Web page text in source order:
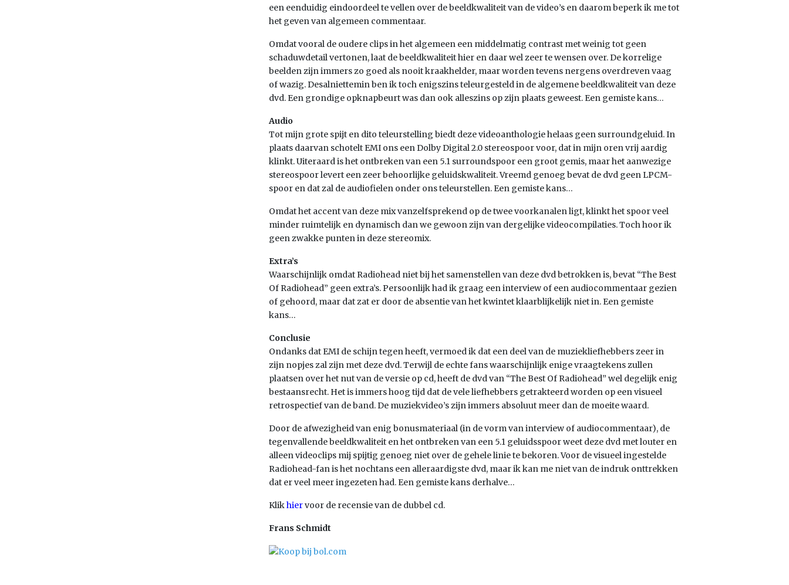
een eenduidig eindoordeel te vellen over de beeldkwaliteit van de video’s en daarom beperk ik me tot
het geven van algemeen commentaar.
Omdat vooral de oudere clips in het algemeen een middelmatig contrast met weinig tot geen
schaduwdetail vertonen, laat de beeldkwaliteit hier en daar wel zeer te wensen over. De korrelige
beelden zijn immers zo goed als nooit kraakhelder, maar worden tevens nergens overdreven vaag
of wazig. Desalniettemin ben ik toch enigszins teleurgesteld in de algemene beeldkwaliteit van deze
dvd. Een grondige opknapbeurt was dan ook alleszins op zijn plaats geweest. Een gemiste kans…
Audio
Tot mijn grote spijt en dito teleurstelling biedt deze videoanthologie helaas geen surroundgeluid. In
plaats daarvan schotelt EMI ons een Dolby Digital 2.0 stereospoor voor, dat in mijn oren vrij aardig
klinkt. Uiteraard is het ontbreken van een 5.1 surroundspoor een groot gemis, maar het aanwezige
stereospoor levert een zeer behoorlijke geluidskwaliteit. Vreemd genoeg bevat de dvd geen LPCM-
spoor en dat zal de audiofielen onder ons teleurstellen. Een gemiste kans…
Omdat het accent van deze mix vanzelfsprekend op de twee voorkanalen ligt, klinkt het spoor veel
minder ruimtelijk en dynamisch dan we gewoon zijn van dergelijke videocompilaties. Toch hoor ik
geen zwakke punten in deze stereomix.
Extra’s
Waarschijnlijk omdat Radiohead niet bij het samenstellen van deze dvd betrokken is, bevat “The Best
Of Radiohead” geen extra’s. Persoonlijk had ik graag een interview of een audiocommentaar gezien
of gehoord, maar dat zat er door de absentie van het kwintet klaarblijkelijk niet in. Een gemiste
kans…
Conclusie
Ondanks dat EMI de schijn tegen heeft, vermoed ik dat een deel van de muziekliefhebbers zeer in
zijn nopjes zal zijn met deze dvd. Terwijl de echte fans waarschijnlijk enige vraagtekens zullen
plaatsen over het nut van de versie op cd, heeft de dvd van “The Best Of Radiohead” wel degelijk enig
bestaansrecht. Het is immers hoog tijd dat de vele liefhebbers getrakteerd worden op een visueel
retrospectief van de band. De muziekvideo’s zijn immers absoluut meer dan de moeite waard.
Door de afwezigheid van enig bonusmateriaal (in de vorm van interview of audiocommentaar), de
tegenvallende beeldkwaliteit en het ontbreken van een 5.1 geluidsspoor weet deze dvd met louter en
alleen videoclips mij spijtig genoeg niet over de gehele linie te bekoren. Voor de visueel ingestelde
Radiohead-fan is het nochtans een alleraardigste dvd, maar ik kan me niet van de indruk onttrekken
dat er veel meer ingezeten had. Een gemiste kans derhalve…
Klikhiervoor de recensie van de dubbel cd.
Frans Schmidt